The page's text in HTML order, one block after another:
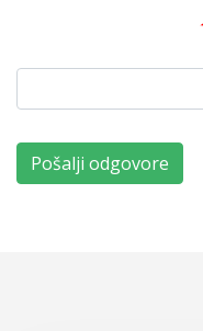
Pošalji odgovore